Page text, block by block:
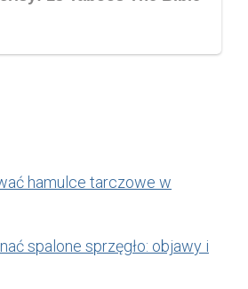
hamulce tarczowe w
spalone sprzęgło: objawy i